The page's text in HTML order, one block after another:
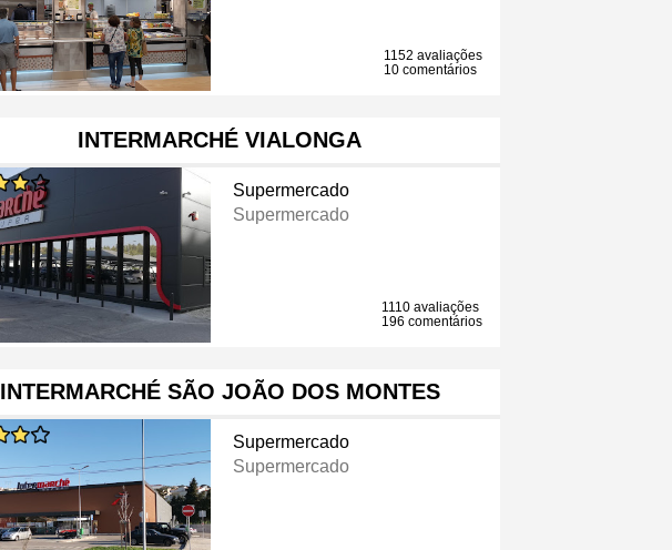
1152 avaliações
10 comentários
INTERMARCHÉ VIALONGA
Supermercado
Supermercado
1110 avaliações
196 comentários
INTERMARCHÉ SÃO JOÃO DOS MONTES
Supermercado
Supermercado